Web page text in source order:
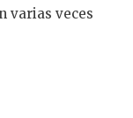
varias veces